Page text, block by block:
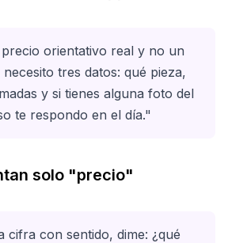
orientativo real y no un
tres datos: qué pieza,
y si tienes alguna foto del
te respondo en el día."
solo "precio"
cifra con sentido, dime: ¿qué